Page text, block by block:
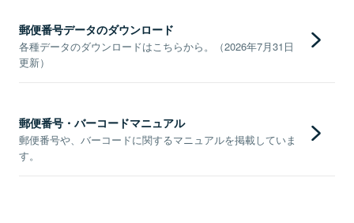
郵便番号データのダウンロード
各種データのダウンロードはこちらから。（2026年7月31日
更新）
郵便番号・バーコードマニュアル
郵便番号や、バーコードに関するマニュアルを掲載していま
す。